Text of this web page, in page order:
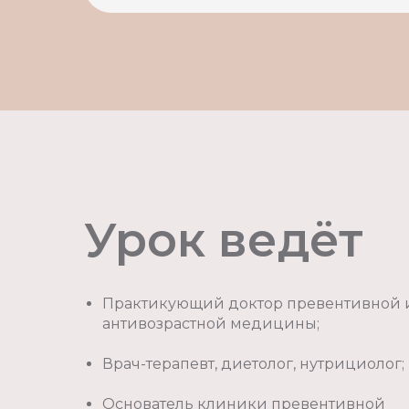
Практикующий доктор превентивной
антивозрастной медицины;
Врач-терапевт, диетолог, нутрициолог;
Основатель клиники превентивной
Урок ведёт